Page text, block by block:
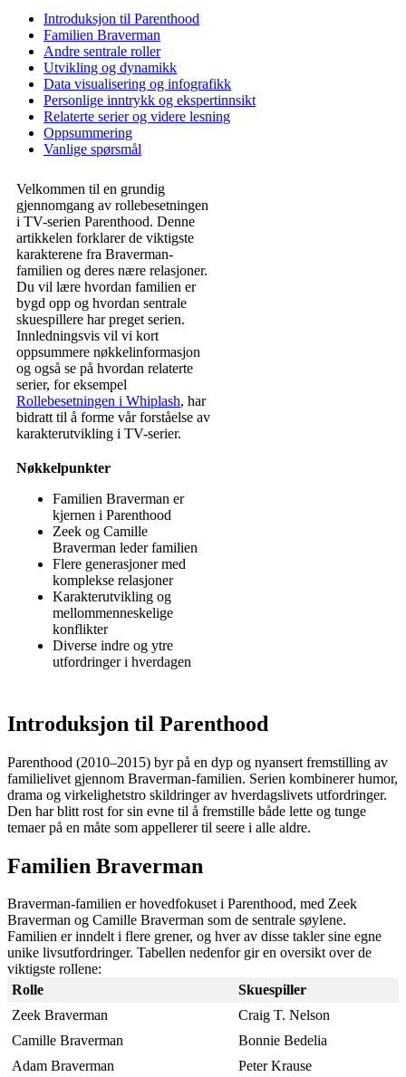
Introduksjon til Parenthood
Familien Braverman
Andre sentrale roller
Utvikling og dynamikk
Data visualisering og infografikk
Personlige inntrykk og ekspertinnsikt
Relaterte serier og videre lesning
Oppsummering
Vanlige spørsmål
Velkommen til en grundig
gjennomgang av rollebesetningen
i TV-serien Parenthood. Denne
artikkelen forklarer de viktigste
karakterene fra Braverman-
familien og deres nære relasjoner.
Du vil lære hvordan familien er
bygd opp og hvordan sentrale
skuespillere har preget serien.
Innledningsvis vil vi kort
oppsummere nøkkelinformasjon
og også se på hvordan relaterte
serier, for eksempel
Rollebesetningen i Whiplash, har
bidratt til å forme vår forståelse av
karakterutvikling i TV-serier.
Nøkkelpunkter
Familien Braverman er
kjernen i Parenthood
Zeek og Camille
Braverman leder familien
Flere generasjoner med
komplekse relasjoner
Karakterutvikling og
mellommenneskelige
konflikter
Diverse indre og ytre
utfordringer i hverdagen
Introduksjon til Parenthood
Parenthood (2010–2015) byr på en dyp og nyansert fremstilling av
familielivet gjennom Braverman-familien. Serien kombinerer humor,
drama og virkelighetstro skildringer av hverdagslivets utfordringer.
Den har blitt rost for sin evne til å fremstille både lette og tunge
temaer på en måte som appellerer til seere i alle aldre.
Familien Braverman
Braverman-familien er hovedfokuset i Parenthood, med Zeek
Braverman og Camille Braverman som de sentrale søylene.
Familien er inndelt i flere grener, og hver av disse takler sine egne
unike livsutfordringer. Tabellen nedenfor gir en oversikt over de
viktigste rollene:
Rolle
Skuespiller
Zeek Braverman
Craig T. Nelson
Camille Braverman
Bonnie Bedelia
Adam Braverman
Peter Krause